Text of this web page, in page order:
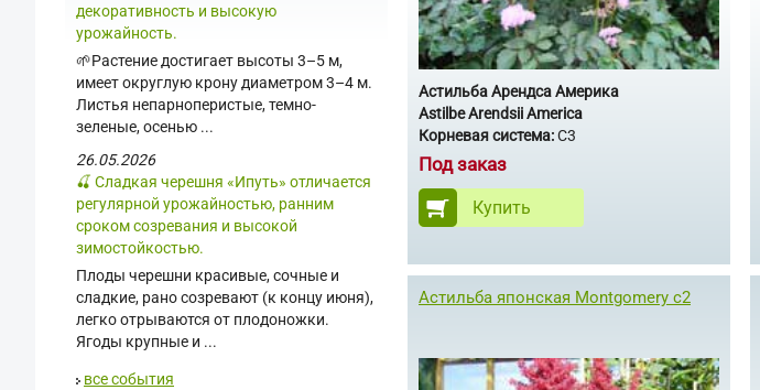
декоративность и высокую
урожайность.
🌱Растение достигает высоты 3–5 м,
имеет округлую крону диаметром 3–4 м.
Листья непарноперистые, темно-
зеленые, осенью ...
26.05.2026
🍒 Сладкая черешня «Ипуть» отличается
регулярной урожайностью, ранним
сроком созревания и высокой
зимостойкостью.
Плоды черешни красивые, сочные и
сладкие, рано созревают (к концу июня),
легко отрываются от плодоножки.
Ягоды крупные и ...
все события
Астильба Арендса Америка
Astilbe Arendsii America
Корневая система:С3
Под заказ
Купить
Астильба японская Montgomery с2